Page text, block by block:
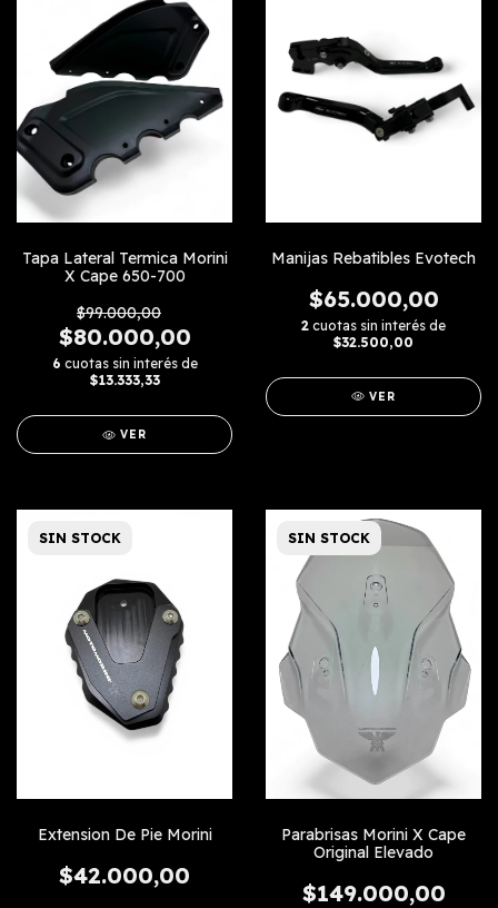
Tapa Lateral Termica Morini
X Cape 650-700
$99.000,00
$80.000,00
6 cuotas sin interés de
$13.333,33
VER
Manijas Rebatibles Evotech
$65.000,00
2 cuotas sin interés de
$32.500,00
VER
SIN STOCK
Extension De Pie Morini
$42.000,00
SIN STOCK
Parabrisas Morini X Cape
Original Elevado
$149.000,00